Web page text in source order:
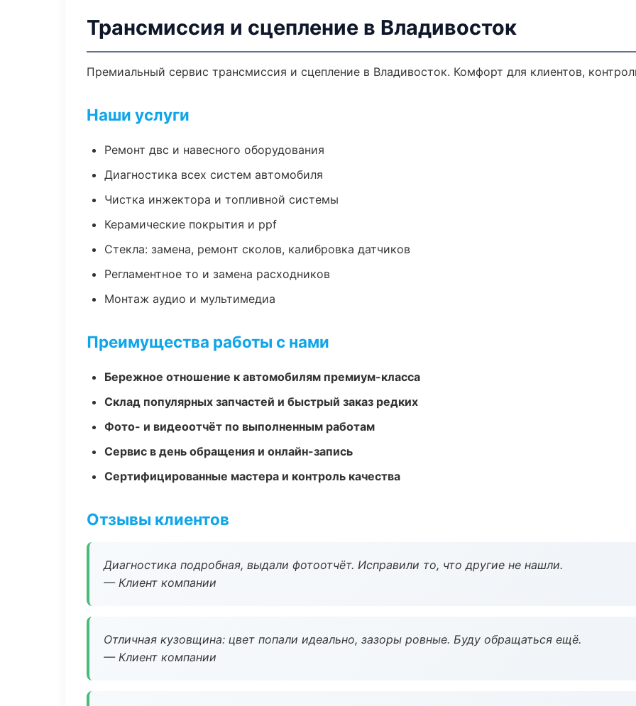
Трансмиссия и сцепление в Владивосток
Премиальный сервис трансмиссия и сцепление в Владивосток. Комфорт для клиентов,
Наши услуги
Ремонт двс и навесного оборудования
Диагностика всех систем автомобиля
Чистка инжектора и топливной системы
Керамические покрытия и ppf
Стекла: замена, ремонт сколов, калибровка датчиков
Регламентное то и замена расходников
Монтаж аудио и мультимедиа
Преимущества работы с нами
Бережное отношение к автомобилям премиум-класса
Склад популярных запчастей и быстрый заказ редких
Фото- и видеоотчёт по выполненным работам
Сервис в день обращения и онлайн-запись
Сертифицированные мастера и контроль качества
Отзывы клиентов
Диагностика подробная, выдали фотоотчёт. Исправили то, что другие не нашли.
— Клиент компании
Отличная кузовщина: цвет попали идеально, зазоры ровные. Буду обращаться ещё.
— Клиент компании